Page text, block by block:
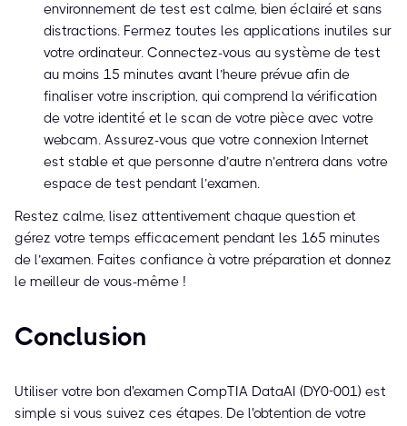
environnement de test est calme, bien éclairé et sans
distractions. Fermez toutes les applications inutiles sur
votre ordinateur. Connectez-vous au système de test
au moins 15 minutes avant l’heure prévue afin de
finaliser votre inscription, qui comprend la vérification
de votre identité et le scan de votre pièce avec votre
webcam. Assurez-vous que votre connexion Internet
est stable et que personne d’autre n’entrera dans votre
espace de test pendant l’examen.
Restez calme, lisez attentivement chaque question et
gérez votre temps efficacement pendant les 165 minutes
de l’examen. Faites confiance à votre préparation et donnez
le meilleur de vous-même !
Conclusion
Utiliser votre bon d'examen CompTIA DataAI (DY0-001) est
simple si vous suivez ces étapes. De l'obtention de votre